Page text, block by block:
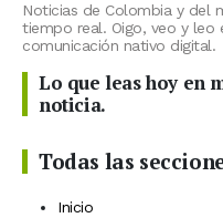
Noticias de Colombia y del
tiempo real. Oigo, veo y leo
comunicación nativo digital.
Lo que leas hoy en
noticia.
Todas las
Inicio